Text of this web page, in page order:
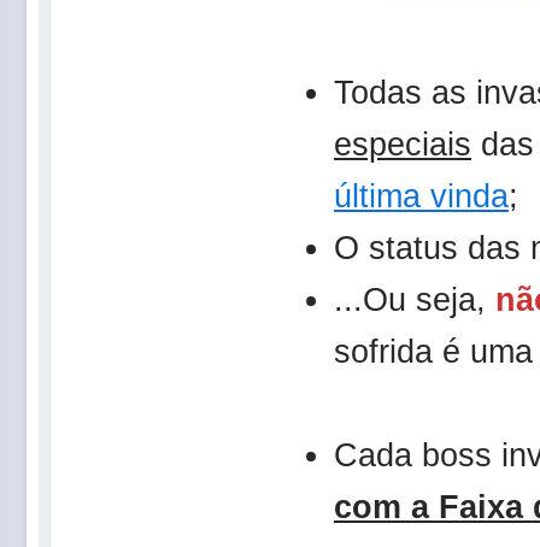
Todas as
especiais
última vinda;
O status das
...Ou seja,
sofrida é
Cada boss
com a Faixa